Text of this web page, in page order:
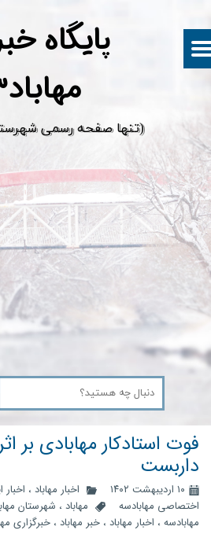
پایگاه
​(تنها صفحه رسمی
فوت استادکار مهابادی بر
داربست
۱۰ اردیبهشت ۱۴۰۲ اخبار مهاباد ، اخبار
اختصاصی مهابادسه
مهاباد ، شهرستان
مهابادسه ، اخبار مهاباد ، خبر مهاباد ، خبرگزاری